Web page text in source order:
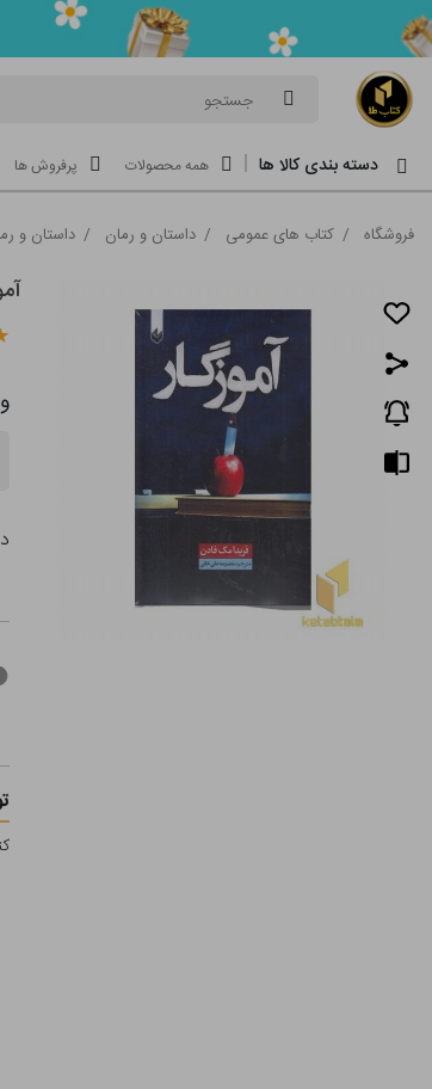
جستجو
دسته بندی کالا ها همه محصولات پرفروش ها
فروشگاه / کتاب های عمومی / داستان و رمان / داستان و